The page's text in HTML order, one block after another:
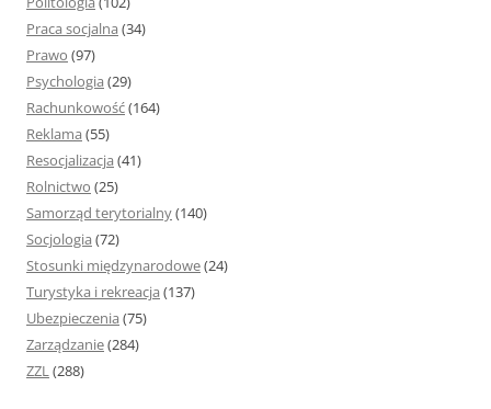
Praca socjalna (34)
Prawo (97)
Psychologia (29)
Rachunkowość(164)
Reklama (55)
Resocjalizacja (41)
Rolnictwo (25)
Samorząd terytorialny(140)
Socjologia (72)
Stosunki międzynarodowe(24)
Turystyka i rekreacja (137)
Ubezpieczenia (75)
Zarządzanie(284)
ZZL(288)